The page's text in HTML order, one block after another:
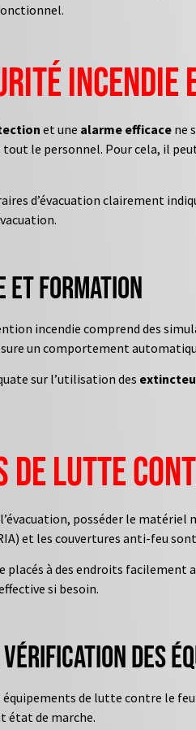
et une alarme efficace ne
tout le personnel. Pour cela, il
d’évacuation clairement
et formation
incendie comprend des
un comportement
sur l’utilisation des
de lutte
posséder le
et les couvertures anti-feu
placés à des endroits
si besoin.
des
de lutte contre le
état de marche.